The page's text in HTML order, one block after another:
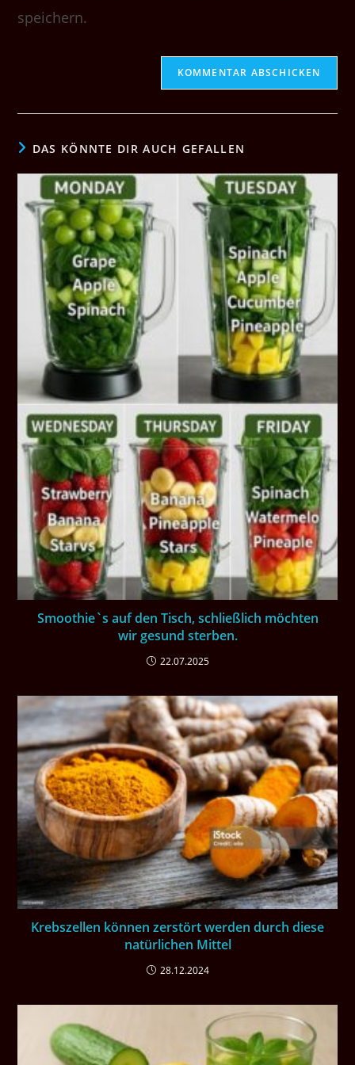
speichern.
DAS KÖNNTE DIR AUCH GEFALLEN
Smoothie`s auf den Tisch, schließlich möchten
wir gesund sterben.
22.07.2025
Krebszellen können zerstört werden durch diese
natürlichen Mittel
28.12.2024